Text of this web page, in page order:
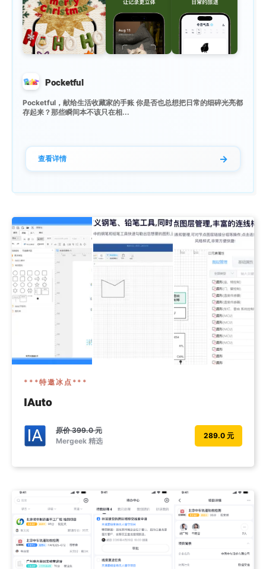
Pocketful
Pocketful，献给生活收藏家的手账 你是否也总想把日常的细碎光亮都
存起来？那些瞬间本不该只在相...
查看详情 →
***特邀冰点***
IAuto
原价399.0 元
Mergeek 精选
289.0 元